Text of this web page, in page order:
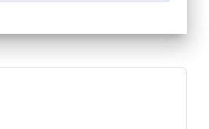
a los gatos a jugar, dejar que los